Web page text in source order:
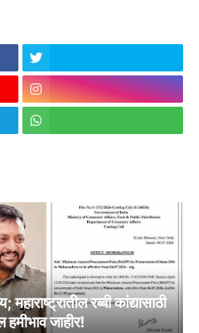
रब्बी कांद्यासाठी
जाहीर!